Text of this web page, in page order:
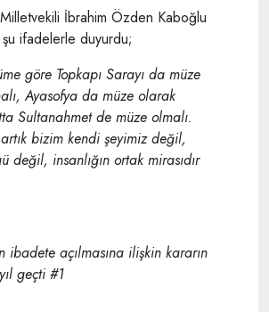
İbrahim Özden Kaboğlu
şu ifadelerle duyurdu;
göre Topkapı Sarayı da müze
Ayasofya da müze olarak
Sultanahmet de müze olmalı.
bizim kendi şeyimiz değil,
değil, insanlığın ortak mirasıdır